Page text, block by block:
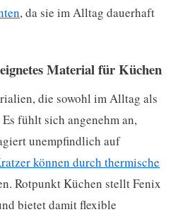
, da sie im Alltag dauerhaft
Material für Küchen
die sowohl im Alltag als
fühlt sich angenehm an,
unempfindlich auf
können durch thermische
Rotpunkt Küchen stellt Fenix
bietet damit flexible